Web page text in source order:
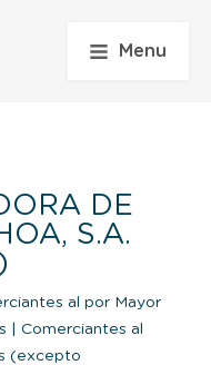
Menu
DE
S.A.
al por Mayor
Comerciantes al
(excepto